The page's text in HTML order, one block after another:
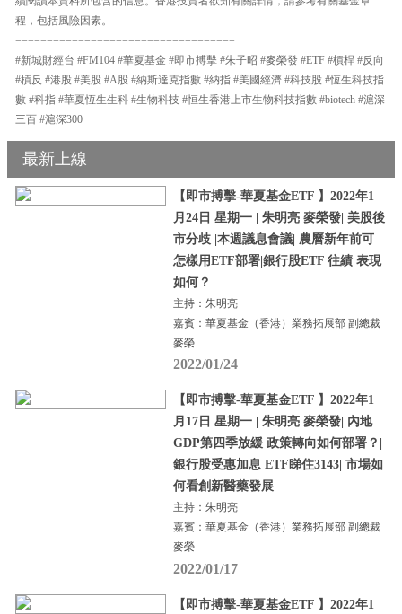
程，包括風險因素。
===================================
#新城財經台 #FM104 #華夏基金 #即市搏擊 #朱子昭 #麥榮發 #ETF #槓桿 #反向
#槓反 #港股 #美股 #A股 #納斯達克指數 #納指 #美國經濟 #科技股 #恆生科技指
數 #科指 #華夏恆生生科 #生物科技 #恒生香港上市生物科技指數 #biotech #滬深
三百 #滬深300
最新上線
【即市搏擊-華夏基金ETF 】2022年1
月24日 星期一 | 朱明亮 麥榮發| 美股後
市分歧 |本週議息會議| 農曆新年前可
怎樣用ETF部署|銀行股ETF 往績 表現
如何？
主持：朱明亮
嘉賓：華夏基金（香港）業務拓展部 副總裁
麥榮
2022/01/24
【即市搏擊-華夏基金ETF 】2022年1
月17日 星期一 | 朱明亮 麥榮發| 內地
GDP第四季放緩 政策轉向如何部署？|
銀行股受惠加息 ETF睇住3143| 市場如
何看創新醫藥發展
主持：朱明亮
嘉賓：華夏基金（香港）業務拓展部 副總裁
麥榮
2022/01/17
【即市搏擊-華夏基金ETF 】2022年1